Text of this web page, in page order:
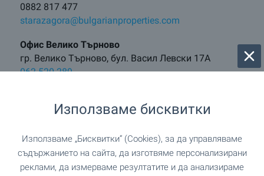
0882 817 477
starazagora@bulgarianproperties.com
Офис Велико Търново
гр. Велико Търново, бул. Васил Левски 17А
062 520 289
гр. Самоков, бул. Искър 121
0882 817 460
borovets@bulgarianproperties.com
Използваме бисквитки
Използваме „Бисквитки“ (Cookies), за да управляваме
съдържанието на сайта, да изготвяме персонализирани
реклами, да измерваме резултатите и да анализираме